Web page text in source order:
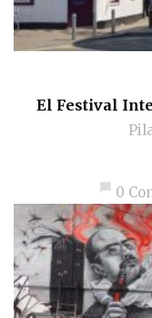
El Festival
chat_bubble 0